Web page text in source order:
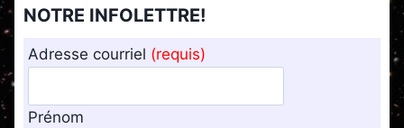
NOTRE INFOLETTRE!
Adresse courriel (requis)
Prénom